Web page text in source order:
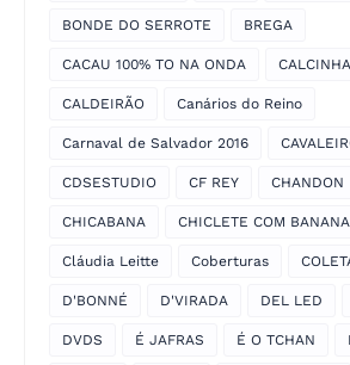
BONDE DO SERROTE BREGA
CACAU 100% TO NA ONDA
CALDEIRÃO Canários do Reino
Carnaval de Salvador 2016
CDSESTUDIO CF REY CHANDON
CHICABANA CHICLETE COM BANANA
Cláudia Leitte Coberturas
D'BONNÉ D'VIRADA DEL LED
DVDS É JAFRAS É O TCHAN